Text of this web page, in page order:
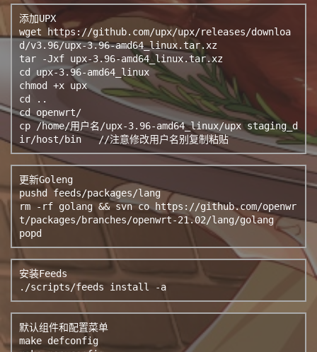
添加UPX
wget https://github.com/upx/upx/releases/downloa
d/v3.96/upx-3.96-amd64_linux.tar.xz
tar -Jxf upx-3.96-amd64_linux.tar.xz
cd upx-3.96-amd64_linux
chmod +x upx
cd ..
cd openwrt/
cp /home/用户名/upx-3.96-amd64_linux/upx staging_d
ir/host/bin   //注意修改用户名别复制粘贴
更新Goleng
pushd feeds/packages/lang
rm -rf golang && svn co https://github.com/openwr
t/packages/branches/openwrt-21.02/lang/golang
popd
安装Feeds
./scripts/feeds install -a
默认组件和配置菜单
make defconfig